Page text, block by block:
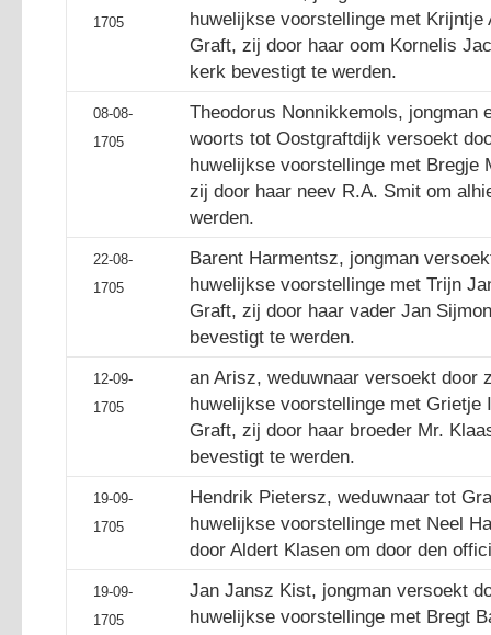
1705
huwelijkse voorstellinge met Krijntje
Graft, zij door haar oom Kornelis
kerk bevestigt te werden.
08-08-
1705
Theodorus Nonnikkemols, jongman
woorts tot Oostgraftdijk versoekt
huwelijkse voorstellinge met Bregje
zij door haar neev R.A. Smit om
werden.
22-08-
1705
Barent Harmentsz, jongman
huwelijkse voorstellinge met Trijn
Graft, zij door haar vader Jan
bevestigt te werden.
12-09-
1705
an Arisz, weduwnaar versoekt door
huwelijkse voorstellinge met Grietje
Graft, zij door haar broeder Mr.
bevestigt te werden.
19-09-
1705
Hendrik Pietersz, weduwnaar tot
huwelijkse voorstellinge met Neel
door Aldert Klasen om door den
19-09-
1705
Jan Jansz Kist, jongman versoekt
huwelijkse voorstellinge met Bregt